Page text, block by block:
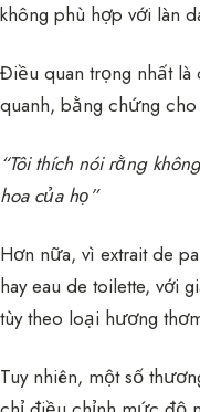
không phù hợp với làn
Điều quan trọng nhất là
quanh, bằng chứng
“Tôi thích nói rằng
hoa của họ”
Hơn nữa, vì extrait de
hay eau de toilette, với
tùy theo loại hương
Tuy nhiên, một số